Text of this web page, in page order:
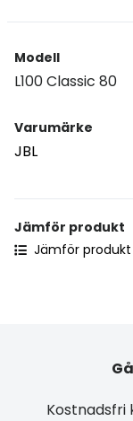
Modell
L100 Classic 80
Varumärke
JBL
Jämför produkt
Jämför produkt
Kostnadsfri